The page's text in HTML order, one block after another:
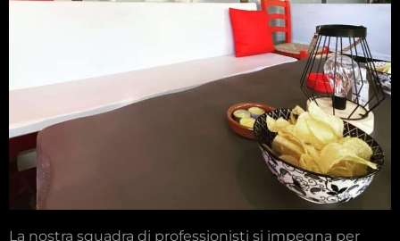
La nostra squadra di professionisti si impegna per